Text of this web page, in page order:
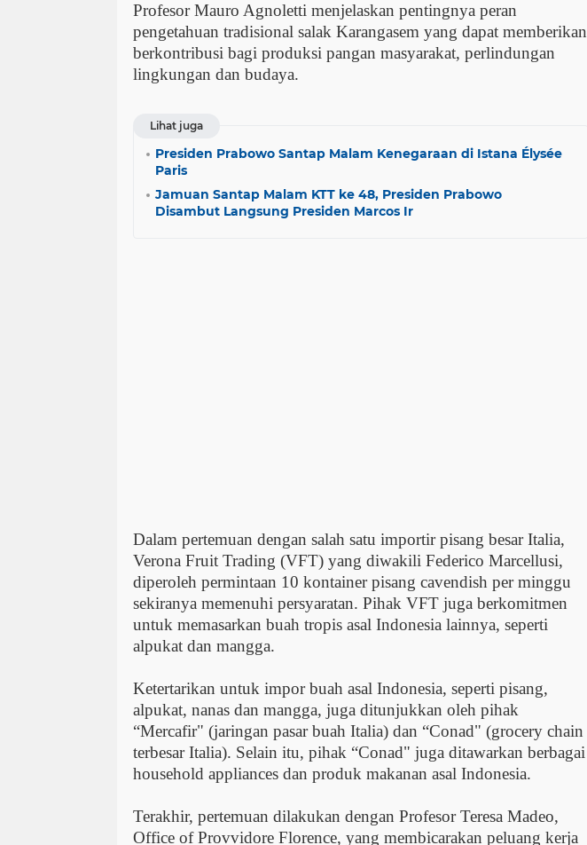
Profesor Mauro Agnoletti menjelaskan pentingnya peran
pengetahuan tradisional salak Karangasem yang dapat memberikan
berkontribusi bagi produksi pangan masyarakat, perlindungan
lingkungan dan budaya.
Lihat juga
Presiden Prabowo Santap Malam Kenegaraan di Istana Élysée
Paris
Jamuan Santap Malam KTT ke 48, Presiden Prabowo
Disambut Langsung Presiden Marcos Ir
Dalam pertemuan dengan salah satu importir pisang besar Italia,
Verona Fruit Trading (VFT) yang diwakili Federico Marcellusi,
diperoleh permintaan 10 kontainer pisang cavendish per minggu
sekiranya memenuhi persyaratan. Pihak VFT juga berkomitmen
untuk memasarkan buah tropis asal Indonesia lainnya, seperti
alpukat dan mangga.
Ketertarikan untuk impor buah asal Indonesia, seperti pisang,
alpukat, nanas dan mangga, juga ditunjukkan oleh pihak
“Mercafir" (jaringan pasar buah Italia) dan “Conad" (grocery chain
terbesar Italia). Selain itu, pihak “Conad" juga ditawarkan berbagai
household appliances dan produk makanan asal Indonesia.
Terakhir, pertemuan dilakukan dengan Profesor Teresa Madeo,
Office of Provvidore Florence, yang membicarakan peluang kerja